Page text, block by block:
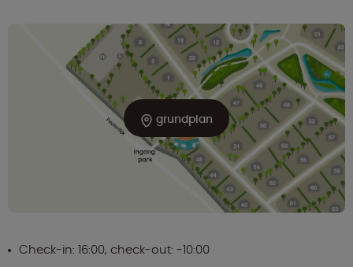
grundplan
Check-in: 16:00, check-out: -10:00